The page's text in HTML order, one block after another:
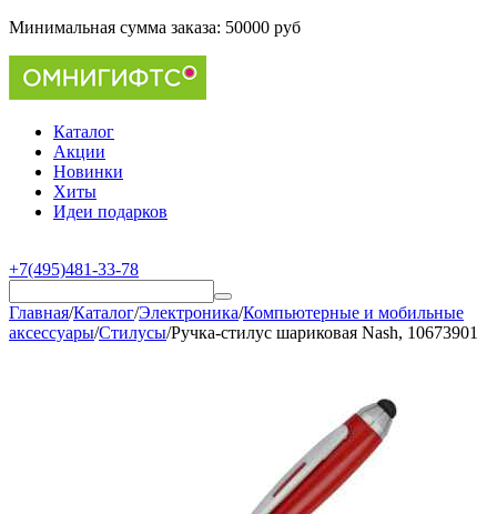
Минимальная сумма заказа: 50000 руб
Каталог
Акции
Новинки
Хиты
Идеи подарков
+7(495)481-33-78
Главная/Каталог/Электроника/Компьютерные и мобильные
аксессуары/Стилусы/Ручка-стилус шариковая Nash, 10673901